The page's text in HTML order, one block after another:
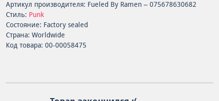
Артикул производителя: Fueled By Ramen – 075678630682
Стиль: Punk
Состояние: Factory sealed
Страна: Worldwide
Код товара: 00-00058475